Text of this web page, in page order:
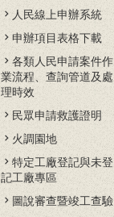
人民線上申辦系統
申辦項目表格下載
各類人民申請案件作
業流程、查詢管道及處
理時效
民眾申請救護證明
火調園地
特定工廠登記與未登
記工廠專區
圖說審查暨竣工查驗